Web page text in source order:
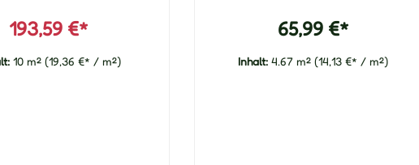
193,59 €*
10 m²(19,36 €* / m²)
65,99 €*
Inhalt:4.67 m²(14,13 €* / m²)